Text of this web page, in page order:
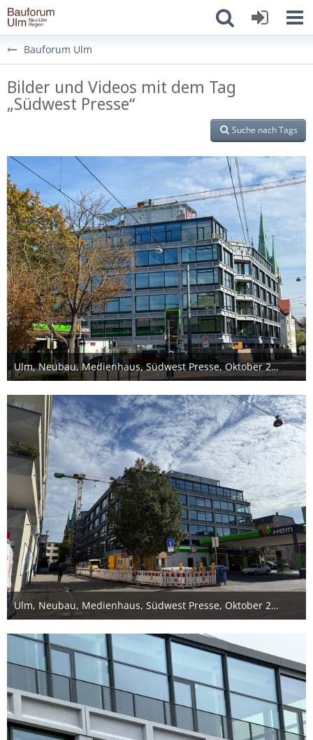
Bauforum Ulm
Bilder und Videos mit dem Tag
„Südwest Presse“
Suche nach Tags
Ulm, Neubau, Medienhaus, Südwest Presse, Oktober 2025
11. Oktober 2025
Ulm, Neubau, Medienhaus, Südwest Presse, Oktober 2025
11. Oktober 2025